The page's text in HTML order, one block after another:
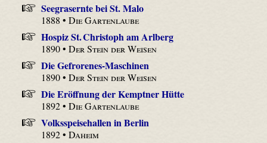
Seegrasernte bei St. Malo
1888 •Die Gartenlaube
Hospiz St. Christoph am Arlberg
1890 •Der Stein der Weisen
Die Gefrorenes-Maschinen
1890 •Der Stein der Weisen
Die Eröffnung der Kemptner Hütte
1892 •Die Gartenlaube
Volksspeisehallen in Berlin
1892 •Daheim